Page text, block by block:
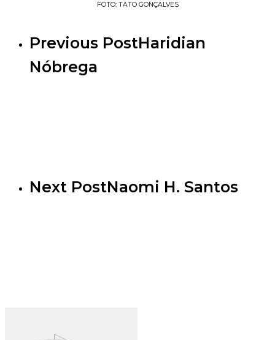
FOTO: TATO GONÇALVES
Previous PostHaridian
Nóbrega
Next PostNaomi H. Santos